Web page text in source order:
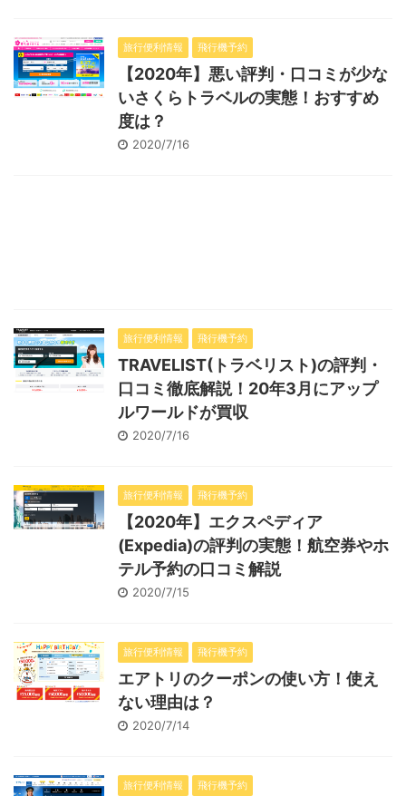
旅行便利情報 飛行機予約
【2020年】悪い評判・口コミが少な
いさくらトラベルの実態！おすすめ
度は？
2020/7/16
旅行便利情報 飛行機予約
TRAVELIST(トラベリスト)の評判・
口コミ徹底解説！20年3月にアップ
ルワールドが買収
2020/7/16
旅行便利情報 飛行機予約
【2020年】エクスペディア
(Expedia)の評判の実態！航空券やホ
テル予約の口コミ解説
2020/7/15
旅行便利情報 飛行機予約
エアトリのクーポンの使い方！使え
ない理由は？
2020/7/14
旅行便利情報 飛行機予約